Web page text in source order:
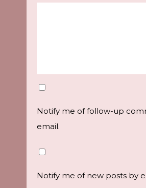
Notify me of follow-up
email.
Notify me of new posts by